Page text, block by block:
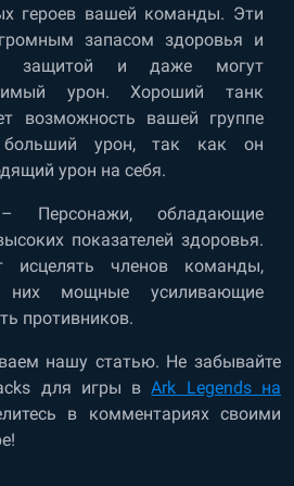
героев вашей команды. Эти
запасом здоровья и
защитой и даже могут
урон. Хороший танк
возможность вашей группе
больший урон, так как он
урон на себя.
Персонажи, обладающие
показателей здоровья.
исцелять членов команды,
них мощные усиливающие
противников.
нашу статью. Не забывайте
для игры вArk Legends на
в комментариях своими